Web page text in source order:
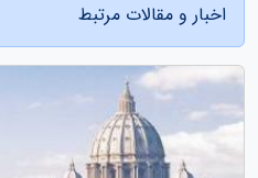
اخبار و مقالات مرتبط